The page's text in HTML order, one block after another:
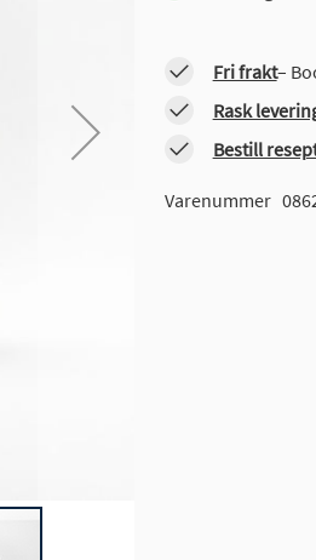
Fri frakt–
Rask
Bestill
Varenummer